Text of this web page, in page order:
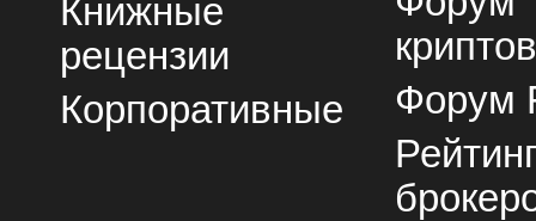
Книжные
рецензии
Корпоративные
Форум